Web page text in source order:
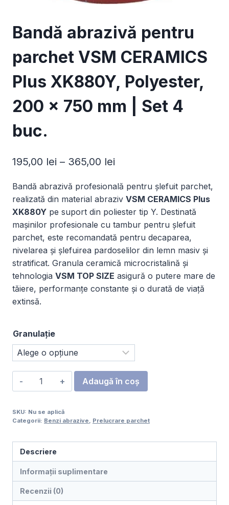
Bandă abrazivă pentru
parchet VSM CERAMICS
Plus XK880Y, Polyester,
200 × 750 mm | Set 4
buc.
195,00 lei – 365,00 lei
prețuri:
195,00 lei
până
la
365,00 lei
Bandă abrazivă profesională pentru șlefuit parchet,
realizată din material abraziv VSM CERAMICS Plus
XK880Y pe suport din poliester tip Y. Destinată
mașinilor profesionale cu tambur pentru șlefuit
parchet, este recomandată pentru decaparea,
nivelarea și șlefuirea pardoselilor din lemn masiv și
stratificat. Granula ceramică microcristalină și
tehnologia VSM TOP SIZE asigură o putere mare de
tăiere, performanțe constante și o durată de viață
extinsă.
Granulație
Cantitate
Bandă
pentru
VSM
CERAMICS
XK880Y,
Polyester,
Adaugă în coș
SKU: Nu se aplică
Categorii: Benzi abrazive, Prelucrare parchet
Descriere
Informații suplimentare
Recenzii (0)